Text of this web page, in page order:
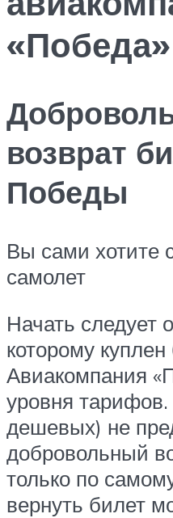
«Победа»
возврат
Победы
Вы сами хотите
самолет
Начать следует
которому куплен
Авиакомпания
уровня
дешевых) не
добровольный
только по
вернуть билет